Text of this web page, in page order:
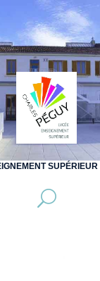
SUPÉRIEUR